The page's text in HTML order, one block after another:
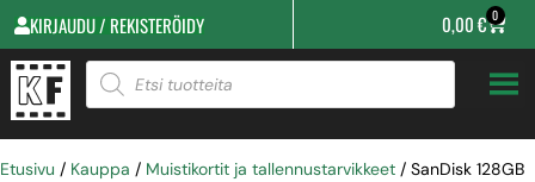
KIRJAUDU / REKISTERÖIDY 0,00€ 0
Etusivu / Kauppa / Muistikortit ja tallennustarvikkeet / SanDisk 128GB